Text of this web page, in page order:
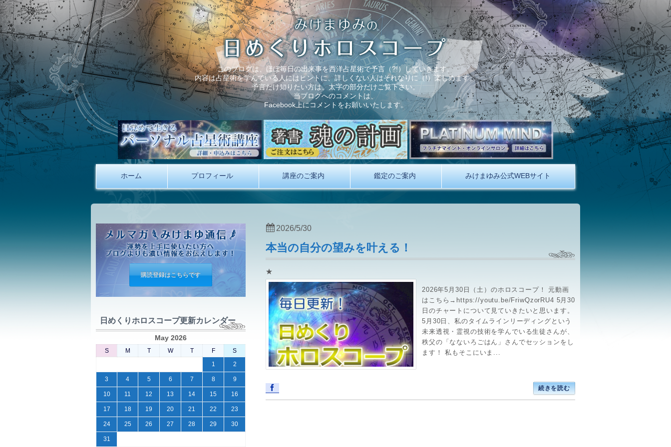
このブログは、ほぼ毎日の出来事を西洋占星術で予言（?!）していきます。
内容は占星術を学んでいる人にはヒントに、詳しくない人はそれなりに（!）楽しめます。
予言だけ知りたい方は、太字の部分だけご覧下さい。
当ブログへのコメントは、
Facebook上にコメントをお願いいたします。
ホーム プロフィール 講座のご案内 鑑定のご案内 みけまゆみ公式WEBサイト
本当の自分の望みを叶える！
★
2026年5月30日（土）のホロスコープ！ 元動画
はこちら→https://youtu.be/FriwQzorRU4 5月30
日のチャートについて見ていきたいと思います。
5月30日、私のタイムラインリーディングという
未来透視・霊視の技術を学んでいる生徒さんが、
秩父の「なないろごはん」さんでセッションをし
ます！ 私もそこにいま...
続きを読む
2026/5/30
購読登録はこちらです
日めくりホロスコープ更新カレンダー
May 2026
S M T W T F
S
1
2
3 4 5 6 7 8 9
10 11 12 13 14 15 16
17 18 19 20 21 22 23
24 25 26 27 28 29 30
31